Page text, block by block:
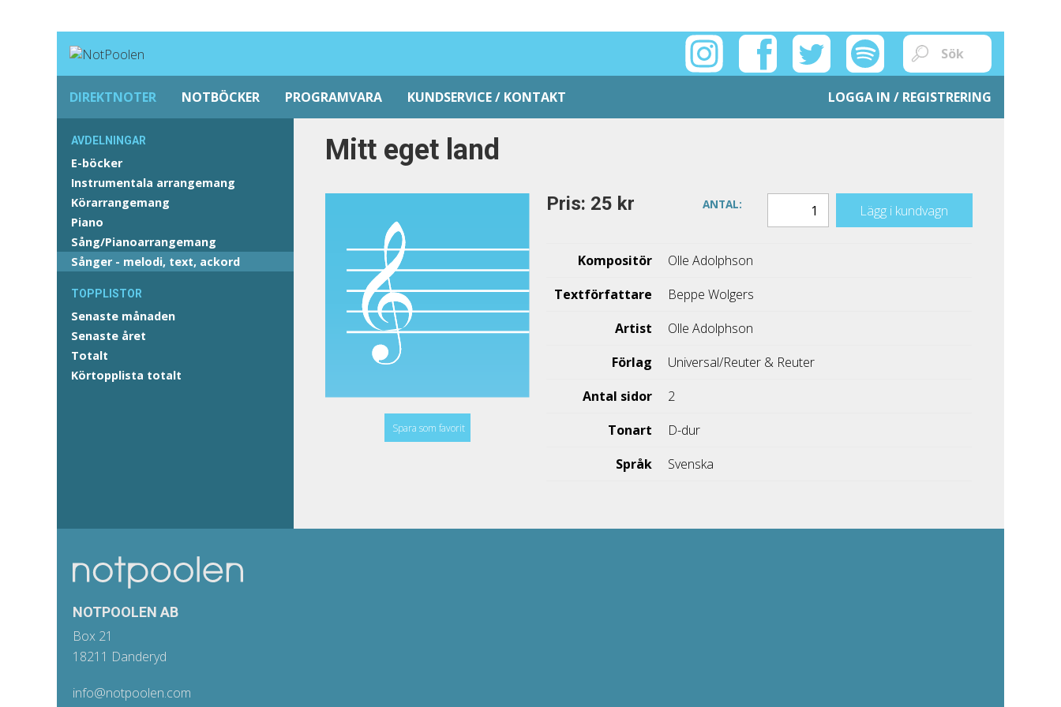
DIREKTNOTER NOTBÖCKER PROGRAMVARA KUNDSERVICE / KONTAKT LOGGA IN / REGISTRERING
AVDELNINGAR
E-böcker
Instrumentala arrangemang
Körarrangemang
Piano
Sång/Pianoarrangemang
Sånger - melodi, text, ackord
TOPPLISTOR
Senaste månaden
Senaste året
Totalt
Körtopplista totalt
Mitt eget land
Spara som favorit
Pris: 25 kr ANTAL: Lägg i kundvagn
Kompositör
Olle Adolphson
Textförfattare
Beppe Wolgers
Artist
Olle Adolphson
Förlag
Universal/Reuter & Reuter
Antal sidor
2
Tonart
D-dur
Språk
Svenska
NOTPOOLEN AB
Box 21
18211 Danderyd
info@notpoolen.com